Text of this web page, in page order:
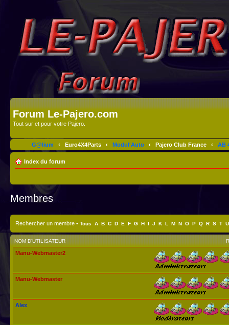
Forum Le-Pajero.com
Tout sur et pour votre Pajero.
G@lium ‹ Euro4X4Parts ‹ Modul'Auto ‹ Pajero Club France ‹ AB
Index du forum
Membres
Rechercher un membre • Tous A B C D E F G H I J K L M N O P Q R S T U
NOM D’UTILISATEUR
Manu-Webmaster2
Manu-Webmaster
Alex